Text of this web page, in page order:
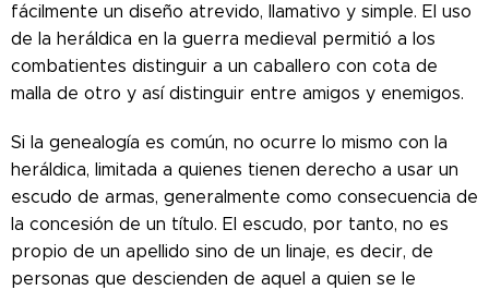
fácilmente un diseño atrevido, llamativo y simple. El uso
de la heráldica en la guerra medieval permitió a los
combatientes distinguir a un caballero con cota de
malla de otro y así distinguir entre amigos y enemigos.
Si la genealogía es común, no ocurre lo mismo con la
heráldica, limitada a quienes tienen derecho a usar un
escudo de armas, generalmente como consecuencia de
la concesión de un título. El escudo, por tanto, no es
propio de un apellido sino de un linaje, es decir, de
personas que descienden de aquel a quien se le